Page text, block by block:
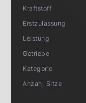
Kraftstoff
Erstzulassung
Leistung
Getriebe
Kategorie
Anzahl Sitze